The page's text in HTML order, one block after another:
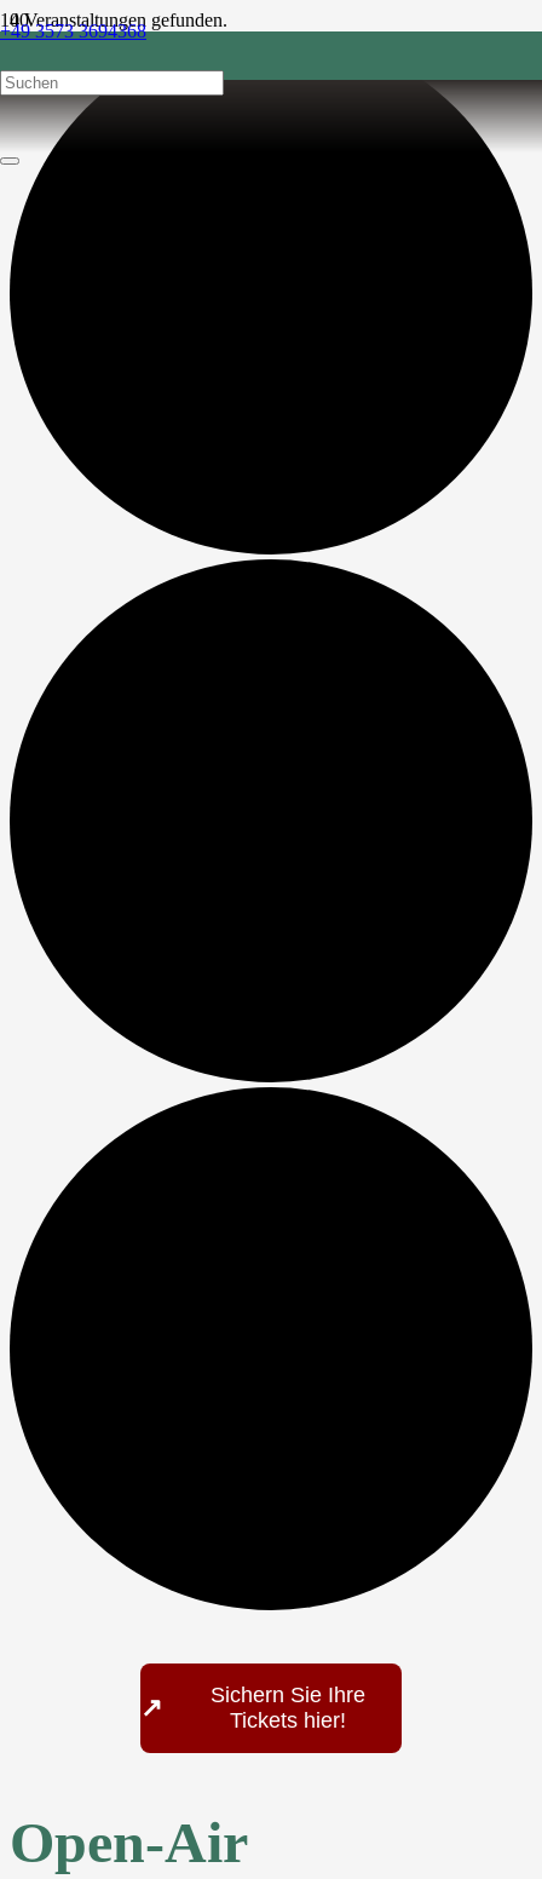
+49 3573 3694368
post@sonnenhof-1864.de
4 Veranstaltungen gefunden.
↗
Sichern Sie Ihre
Tickets hier!
Open-Air